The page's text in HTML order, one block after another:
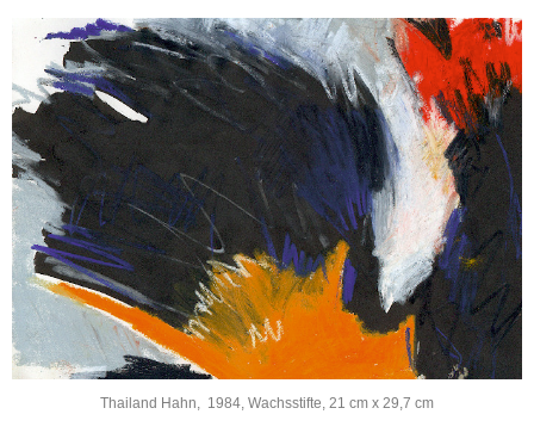
Thailand Hahn, 1984, Wachsstifte, 21 cm x 29,7 cm